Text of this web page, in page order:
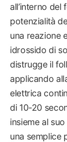
all’interno
potenzialità
una reazione
idrossido di
distrugge il
applicando
elettrica
di 10-20
insieme al
una semplice